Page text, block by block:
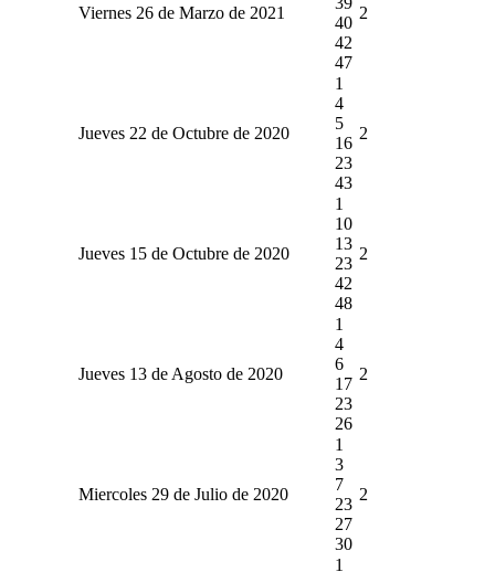
Viernes 26 de Marzo de 2021
40
42
47
2
Jueves 22 de Octubre de 2020
1
4
5
16
23
43
2
Jueves 15 de Octubre de 2020
1
10
13
23
42
48
2
Jueves 13 de Agosto de 2020
1
4
6
17
23
26
2
Miercoles 29 de Julio de 2020
1
3
7
23
27
30
2
1